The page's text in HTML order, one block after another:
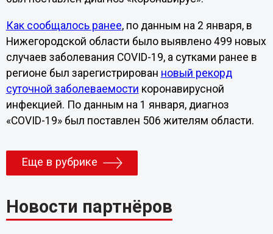
Как сообщалось ранее, по данным на 2 января, в
Нижегородской области было выявлено 499 новых
случаев заболевания COVID-19, а сутками ранее в
регионе был зарегистрирован новый рекорд
суточной заболеваемости коронавирусной
инфекцией. По данным на 1 января, диагноз
«COVID-19» был поставлен 506 жителям области.
Еще в рубрике
Новости партнёров